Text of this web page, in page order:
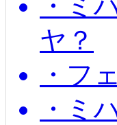
・ミ
ヤ？
・フ
・ミ